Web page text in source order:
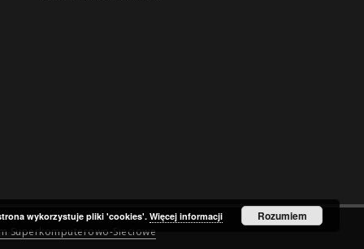
Superkomputerowo-Sieciowe
wykorzystuje pliki 'cookies'.Więcej informacji Rozumiem